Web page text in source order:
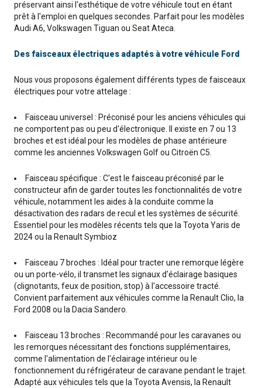
préservant ainsi l'esthétique de votre véhicule tout en étant
prêt à l'emploi en quelques secondes. Parfait pour les modèles
Audi A6, Volkswagen Tiguan ou Seat Ateca.
Des faisceaux électriques adaptés à votre véhicule Ford
Nous vous proposons également différents types de faisceaux
électriques pour votre attelage :
Faisceau universel : Préconisé pour les anciens véhicules qui
ne comportent pas ou peu d'électronique. Il existe en 7 ou 13
broches et est idéal pour les modèles de phase antérieure
comme les anciennes Volkswagen Golf ou Citroën C5.
Faisceau spécifique : C'est le faisceau préconisé par le
constructeur afin de garder toutes les fonctionnalités de votre
véhicule, notamment les aides à la conduite comme la
désactivation des radars de recul et les systèmes de sécurité.
Essentiel pour les modèles récents tels que la Toyota Yaris de
2024 ou la Renault Symbioz
Faisceau 7 broches : Idéal pour tracter une remorque légère
ou un porte-vélo, il transmet les signaux d'éclairage basiques
(clignotants, feux de position, stop) à l'accessoire tracté.
Convient parfaitement aux véhicules comme la Renault Clio, la
Ford 2008 ou la Dacia Sandero.
Faisceau 13 broches : Recommandé pour les caravanes ou
les remorques nécessitant des fonctions supplémentaires,
comme l'alimentation de l'éclairage intérieur ou le
fonctionnement du réfrigérateur de caravane pendant le trajet.
Adapté aux véhicules tels que la Toyota Avensis, la Renault